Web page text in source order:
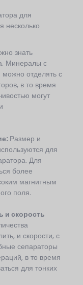
для
несколько
знать
Минералы с
отделять с
в то время
могут
Размер и
для
Для
более
магнитным
поля.
и скорость
и скорости, с
сепараторы
в то время
для тонких